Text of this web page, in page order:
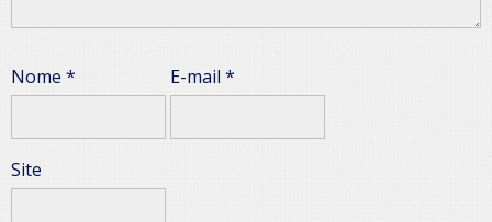
Nome * E-mail*
Site